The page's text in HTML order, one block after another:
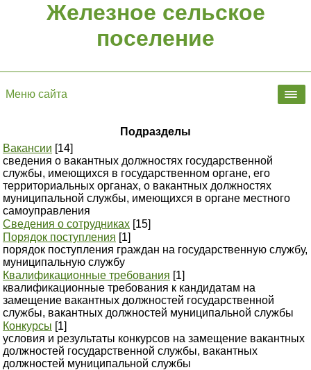
Железное сельское
поселение
Меню сайта
Подразделы
Вакансии [14]
сведения о вакантных должностях государственной
службы, имеющихся в государственном органе, его
территориальных органах, о вакантных должностях
муниципальной службы, имеющихся в органе местного
самоуправления
Сведения о сотрудниках [15]
Порядок поступления [1]
порядок поступления граждан на государственную службу,
муниципальную службу
Квалификационные требования [1]
квалификационные требования к кандидатам на
замещение вакантных должностей государственной
службы, вакантных должностей муниципальной службы
Конкурсы [1]
условия и результаты конкурсов на замещение вакантных
должностей государственной службы, вакантных
должностей муниципальной службы